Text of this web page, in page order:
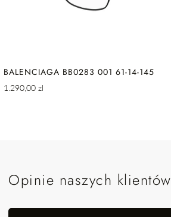
BALENCIAGA BB0283 001 61-14-145
Cena
1.290,00 zl
Opinie naszych klientów